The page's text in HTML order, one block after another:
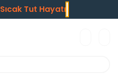
Sıcak Tut Hayatı